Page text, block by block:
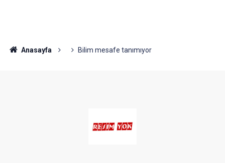
Anasayfa Bilim mesafe tanımıyor